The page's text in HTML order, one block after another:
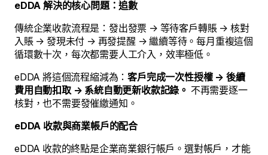
eDDA 解決的核心問題：追數
傳統企業收款流程是：發出發票 → 等待客戶轉賬 → 核對
入賬 → 發現未付 → 再發提醒 → 繼續等待。每月重複這個
循環數十次，每次都需要人工介入，效率極低。
eDDA 將這個流程縮減為：客戶完成一次性授權 → 後續
費用自動扣取 → 系統自動更新收款記錄。 不再需要逐一
核對，也不需要發催繳通知。
eDDA 收款與商業帳戶的配合
eDDA 收款的終點是企業商業銀行帳戶。選對帳戶，才能